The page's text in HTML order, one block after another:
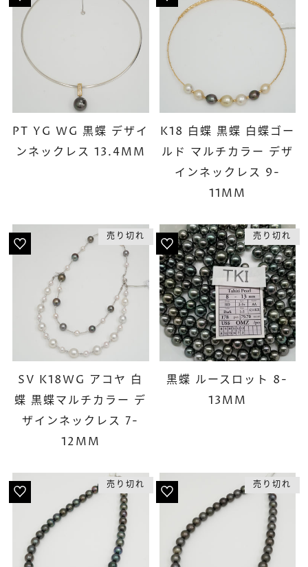
PT YG WG 黒蝶 デザイ
ンネックレス 13.4MM
K18 白蝶 黒蝶 白蝶ゴー
ルド マルチカラー デザ
インネックレス 9-
11MM
売り切れ
SV K18WG アコヤ 白
蝶 黒蝶マルチカラー デ
ザインネックレス 7-
12MM
売り切れ
黒蝶 ルースロット 8-
13MM
売り切れ 売り切れ